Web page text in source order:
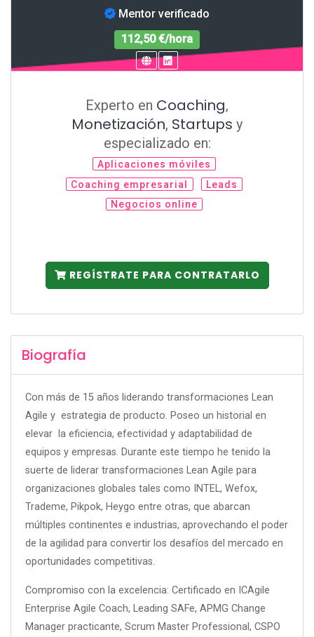
Mentor verificado
112,50 €/hora
Experto en Coaching,
Monetización, Startups y
especializado en:
Aplicaciones móviles
Coaching empresarial
Leads
Negocios online
REGÍSTRATE PARA CONTRATARLO
Biografía
Con más de 15 años liderando transformaciones Lean
Agile y estrategia de producto. Poseo un historial en
elevar la eficiencia, efectividad y adaptabilidad de
equipos y empresas. Durante este tiempo he tenido la
suerte de liderar transformaciones Lean Agile para
organizaciones globales tales como INTEL, Wefox,
Trademe, Pikpok, Heygo entre otras, que abarcan
múltiples continentes e industrias, aprovechando el poder
de la agilidad para convertir los desafíos del mercado en
oportunidades competitivas.
Compromiso con la excelencia: Certificado en ICAgile
Enterprise Agile Coach, Leading SAFe, APMG Change
Manager practicante, Scrum Master Professional, CSPO